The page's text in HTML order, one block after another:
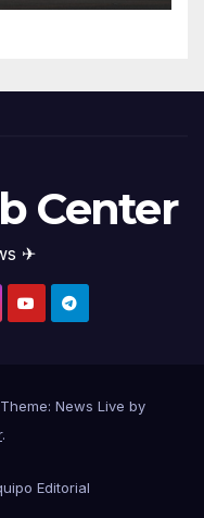
Center
✈
Theme: News Live by
.
Editorial